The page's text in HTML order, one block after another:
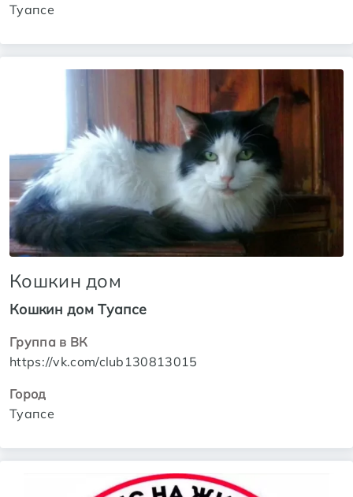
Туапсе
Кошкин дом
Кошкин дом Туапсе
Группа в ВК
https://vk.com/club130813015
Город
Туапсе